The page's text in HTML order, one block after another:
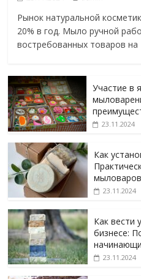
Рынок натуральной
20% в год. Мыло ручной
востребованных товаров на
Участие в
23.11.2024
Как
мыловаров
23.11.2024
Как вести
бизнесе:
23.11.2024